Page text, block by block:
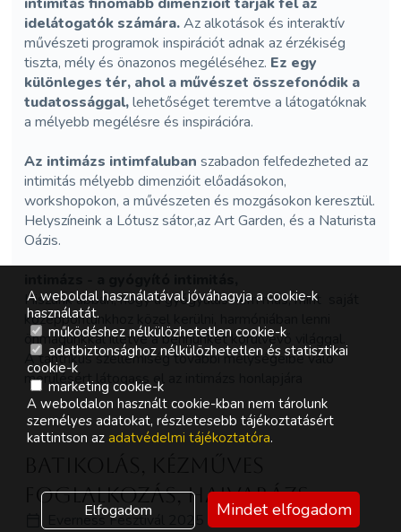
intimitás finomabb dimenzióit tárják fel az
idelátogatók számára.Az alkotások és interaktív
művészeti programok inspirációt adnak az érzékiség
tiszta, mély és önazonos megéléséhez. Ez egy
különleges tér, ahol a művészet összefonódik a
tudatossággal,lehetőséget teremtve a látogatóknak
a mélyebb megélésre és inspirációra.
Az intimázs intimfaluban szabadon felfedezheted az
intimitás mélyebb dimenzióit előadásokon,
workshopokon, a művészeten és mozgásokon keresztül.
Helyszíneink a Lótusz sátor,az Art Garden, és a Naturista
Oázis.
Hiszünk abban, hogy a gyógyulás nem más, mint saját
középpontunkhoz közel kerülni, harmóniában lenni
önmagunkkal illetve a bennünket körülvevő világgal.
A tantrikus szellemiség további mélységeibe való
merülésért látogass el az intimázs honlapjára
foglalkozás, hajvarázs
Everness Fesztivál 2025
A weboldal használatával jóváhagyja a cookie-k
használatát.
működéshez nélkülözhetetlen cookie-k
adatbiztonsághoz nélkülözhetetlen és statisztikai
cookie-k
marketing cookie-k
A weboldalon használt cookie-kban nem tárolunk
személyes adatokat, részletesebb tájékoztatásért
kattintson az adatvédelmi tájékoztatóra.
Elfogadom Mindet elfogadom